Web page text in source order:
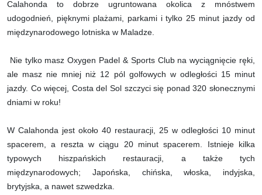
Calahonda to dobrze ugruntowana okolica z mnóstwem
udogodnień, pięknymi plażami, parkami i tylko 25 minut jazdy od
międzynarodowego lotniska w Maladze.
Nie tylko masz Oxygen Padel & Sports Club na wyciągnięcie ręki,
ale masz nie mniej niż 12 pól golfowych w odległości 15 minut
jazdy. Co więcej, Costa del Sol szczyci się ponad 320 słonecznymi
dniami w roku!
W Calahonda jest około 40 restauracji, 25 w odległości 10 minut
spacerem, a reszta w ciągu 20 minut spacerem. Istnieje kilka
typowych hiszpańskich restauracji, a także tych
międzynarodowych; Japońska, chińska, włoska, indyjska,
brytyjska, a nawet szwedzka.